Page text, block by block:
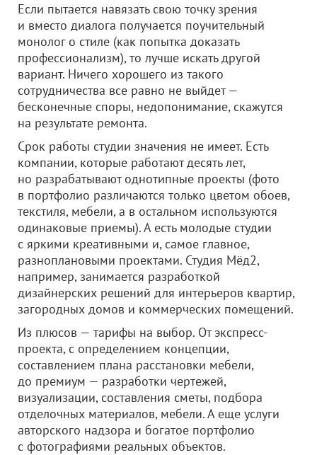
Если пытается навязать свою точку зрения
и вместо диалога получается поучительный
монолог о стиле (как попытка доказать
профессионализм), то лучше искать другой
вариант. Ничего хорошего из такого
сотрудничества все равно не выйдет —
бесконечные споры, недопонимание, скажутся
на результате ремонта.
Срок работы студии значения не имеет. Есть
компании, которые работают десять лет,
но разрабатывают однотипные проекты (фото
в портфолио различаются только цветом обоев,
текстиля, мебели, а в остальном используются
одинаковые приемы). А есть молодые студии
с яркими креативными и, самое главное,
разноплановыми проектами. Студия Мёд2,
например, занимается разработкой
дизайнерских решений для интерьеров квартир,
загородных домов и коммерческих помещений.
Из плюсов — тарифы на выбор. От экспресс-
проекта, с определением концепции,
составлением плана расстановки мебели,
до премиум — разработки чертежей,
визуализации, составления сметы, подбора
отделочных материалов, мебели. А еще услуги
авторского надзора и богатое портфолио
с фотографиями реальных объектов.